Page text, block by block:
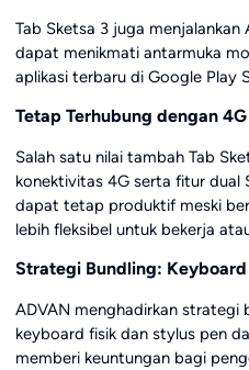
Tab Sketsa 3 juga menjalankan
dapat menikmati antarmuka
aplikasi terbaru di Google Play
Tetap Terhubung dengan
Salah satu nilai tambah Tab
konektivitas 4G serta fitur dual
dapat tetap produktif meski
lebih fleksibel untuk bekerja
Strategi Bundling: Keyboard
ADVAN menghadirkan strategi
keyboard fisik dan stylus pen
memberi keuntungan bagi